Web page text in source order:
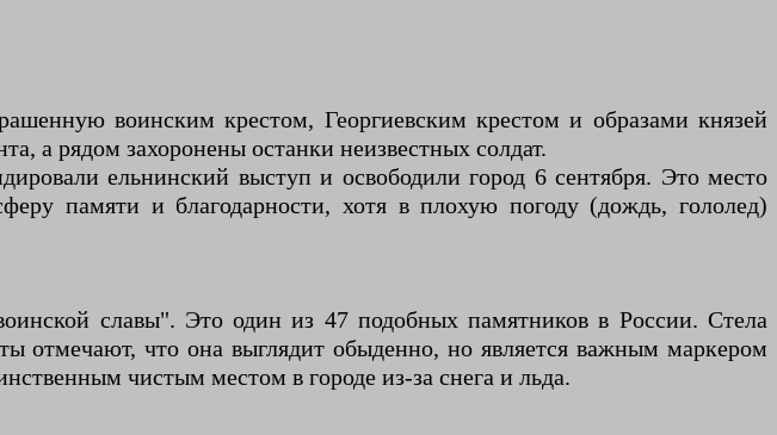
воинским крестом, Георгиевским крестом и образами князей
а рядом захоронены останки неизвестных солдат.
ельнинский выступ и освободили город 6 сентября. Это место
памяти и благодарности, хотя в плохую погоду (дождь, гололед)
славы". Это один из 47 подобных памятников в России. Стела
отмечают, что она выглядит обыденно, но является важным маркером
чистым местом в городе из-за снега и льда.